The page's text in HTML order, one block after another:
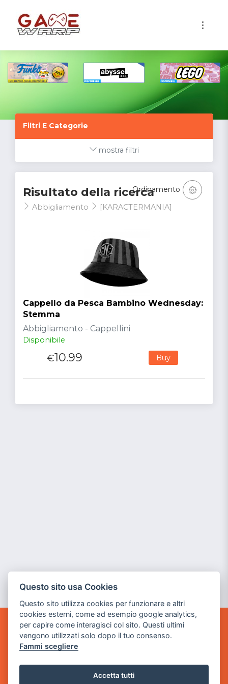
Filtri E Categorie
mostra filtri
Risultato della ricerca
Abbigliamento [KARACTERMANIA]
Ordinamento
Cappello da Pesca Bambino Wednesday:
Stemma
Abbigliamento - Cappellini
Disponibile
€10.99 Buy
GAME WARP
BY POWER GAME SRL
Sede Legale
via Villaggio dei Platani, 3
Questo sito usa Cookies
Questo sito utilizza cookies per funzionare e altri
cookies esterni, come ad esempio google analytics,
per capire come interagisci col sito. Questi ultimi
vengono utilizzati solo dopo il tuo consenso.
Fammi scegliere
Accetta tutti